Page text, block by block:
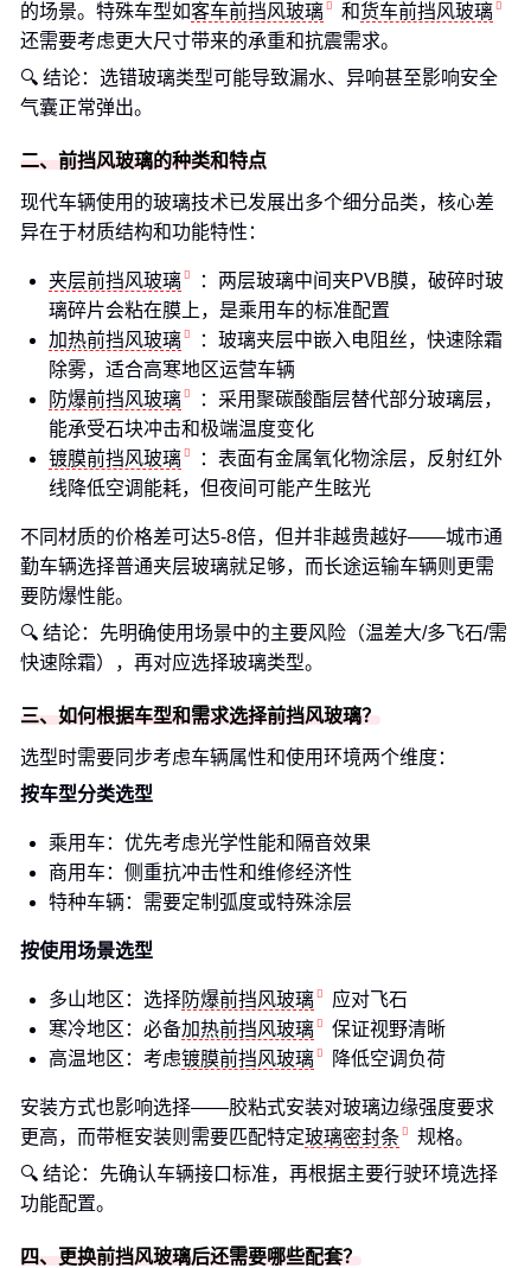
的场景。特殊车型如客车前挡风玻璃 和货车前挡风玻璃
还需要考虑更大尺寸带来的承重和抗震需求。
🔍 结论：选错玻璃类型可能导致漏水、异响甚至影响安全
气囊正常弹出。
二、前挡风玻璃的种类和特点
现代车辆使用的玻璃技术已发展出多个细分品类，核心差
异在于材质结构和功能特性：
夹层前挡风玻璃
：两层玻璃中间夹PVB膜，破碎时玻
璃碎片会粘在膜上，是乘用车的标准配置
加热前挡风玻璃
：玻璃夹层中嵌入电阻丝，快速除霜
除雾，适合高寒地区运营车辆
防爆前挡风玻璃
：采用聚碳酸酯层替代部分玻璃层，
能承受石块冲击和极端温度变化
镀膜前挡风玻璃
：表面有金属氧化物涂层，反射红外
线降低空调能耗，但夜间可能产生眩光
不同材质的价格差可达5-8倍，但并非越贵越好——城市通
勤车辆选择普通夹层玻璃就足够，而长途运输车辆则更需
要防爆性能。
🔍 结论：先明确使用场景中的主要风险（温差大/多飞石/需
快速除霜），再对应选择玻璃类型。
三、如何根据车型和需求选择前挡风玻璃？
选型时需要同步考虑车辆属性和使用环境两个维度：
按车型分类选型
乘用车：优先考虑光学性能和隔音效果
商用车：侧重抗冲击性和维修经济性
特种车辆：需要定制弧度或特殊涂层
按使用场景选型
多山地区：选择防爆前挡风玻璃
应对飞石
寒冷地区：必备加热前挡风玻璃
保证视野清晰
高温地区：考虑镀膜前挡风玻璃 降低空调负荷
安装方式也影响选择——胶粘式安装对玻璃边缘强度要求
更高，而带框安装则需要匹配特定玻璃密封条
规格。
🔍 结论：先确认车辆接口标准，再根据主要行驶环境选择
功能配置。
四、更换前挡风玻璃后还需要哪些配套？